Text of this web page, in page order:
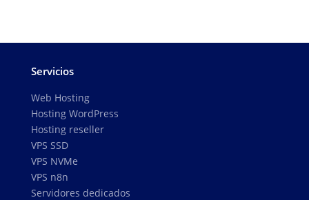
Servicios
Web Hosting
Hosting WordPress
Hosting reseller
VPS SSD
VPS NVMe
VPS n8n
Servidores dedicados